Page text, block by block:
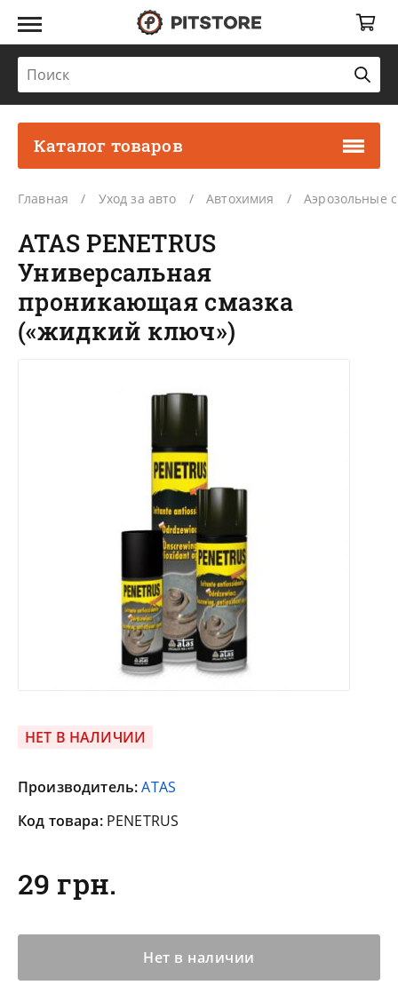
Каталог товаров
Главная Уход за авто Автохимия Аэрозольные
ATAS PENETRUS
Универсальная
проникающая смазка
(«жидкий ключ»)
НЕТ В НАЛИЧИИ
Производитель:ATAS
Код товара: PENETRUS
29 грн.
Нет в наличии